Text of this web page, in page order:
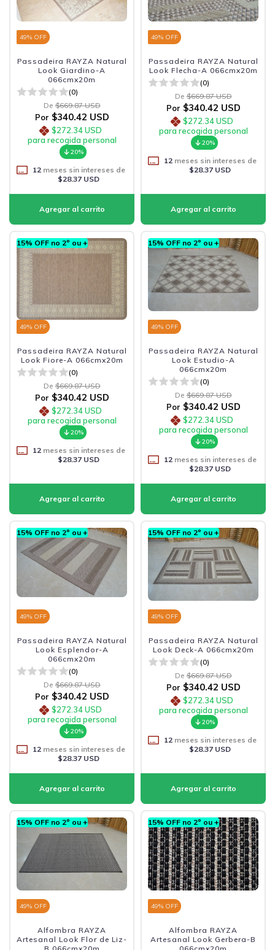
49% OFF
Passadeira RAYZA Natural
Look Giardino-A
066cmx20m
(0)
De $669.87 USD
Por $340.42 USD
$272.34 USD
para recogida personal
20%
12meses sin intereses de
$28.37 USD
49% OFF
Passadeira RAYZA Natural
Look Flecha-A 066cmx20m
(0)
De $669.87 USD
Por $340.42 USD
$272.34 USD
para recogida personal
20%
12meses sin intereses de
$28.37 USD
15% OFF no 2º ou +
49% OFF
Passadeira RAYZA Natural
Look Fiore-A 066cmx20m
(0)
De $669.87 USD
Por $340.42 USD
$272.34 USD
para recogida personal
20%
12meses sin intereses de
$28.37 USD
15% OFF no 2º ou +
49% OFF
Passadeira RAYZA Natural
Look Estudio-A
066cmx20m
(0)
De $669.87 USD
Por $340.42 USD
$272.34 USD
para recogida personal
20%
12meses sin intereses de
$28.37 USD
15% OFF no 2º ou +
49% OFF
Passadeira RAYZA Natural
Look Esplendor-A
066cmx20m
(0)
De $669.87 USD
Por $340.42 USD
$272.34 USD
para recogida personal
20%
12meses sin intereses de
$28.37 USD
15% OFF no 2º ou +
49% OFF
Passadeira RAYZA Natural
Look Deck-A 066cmx20m
(0)
De $669.87 USD
Por $340.42 USD
$272.34 USD
para recogida personal
20%
12meses sin intereses de
$28.37 USD
15% OFF no 2º ou +
49% OFF
Alfombra RAYZA
Artesanal Look Flor de Liz-
15% OFF no 2º ou +
49% OFF
Alfombra RAYZA
Artesanal Look Gerbera-B